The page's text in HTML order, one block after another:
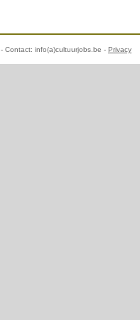
- Contact: info(a)cultuurjobs.be - Privacy